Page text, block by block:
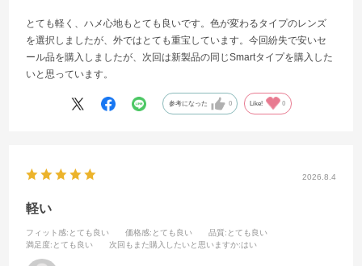
とても軽く、ハメ心地もとても良いです。色が変わるタイプのレンズ
を選択しましたが、外ではとても重宝しています。今回紛失で安いセ
ール品を購入しましたが、次回は新製品の同じSmartタイプを購入した
いと思っています。
参考になった 0 Like! 0
2026.8.4
軽い
フィット感:とても良い 価格感:とても良い 品質:とても良い
満足度:とても良い 次回もまた購入したいと思いますか:はい